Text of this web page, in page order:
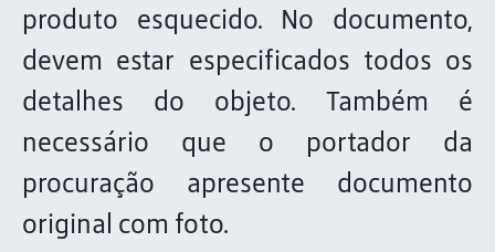
produto esquecido. No documento,
devem estar especificados todos os
detalhes do objeto. Também é
necessário que o portador da
procuração apresente documento
original com foto.